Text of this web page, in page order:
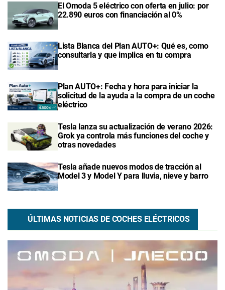
El Omoda 5 eléctrico con oferta en julio: por
22.890 euros con financiación al 0%
Lista Blanca del Plan AUTO+: Qué es, como
consultarla y que implica en tu compra
Plan AUTO+: Fecha y hora para iniciar la
solicitud de la ayuda a la compra de un coche
eléctrico
Tesla lanza su actualización de verano 2026:
Grok ya controla más funciones del coche y
otras novedades
Tesla añade nuevos modos de tracción al
Model 3 y Model Y para lluvia, nieve y barro
ÚLTIMAS NOTICIAS DE COCHES ELÉCTRICOS